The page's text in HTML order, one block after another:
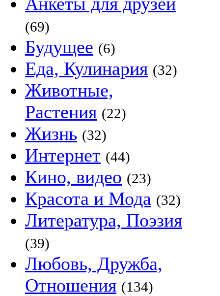
(69)
Будущее (6)
Еда, Кулинария (32)
Животные,
Растения (22)
Жизнь (32)
Интернет (44)
Кино, видео (23)
Красота и Мода (32)
Литература, Поэзия
(39)
Любовь, Дружба,
Отношения (134)